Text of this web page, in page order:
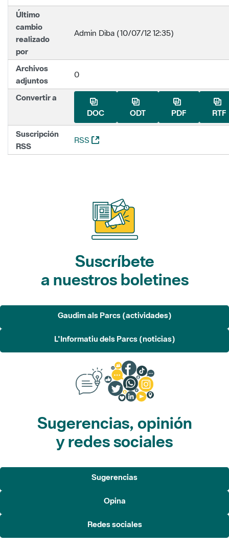
Último
cambio
realizado
por
Admin Diba (10/07/12 12:35)
Archivos
adjuntos
0
Convertir a
DOC
ODT PDF RTF
Suscripción
RSS
RSS (Abre una nueva ventana)
Suscríbete
a nuestros boletines
Gaudim als Parcs (actividades)
L'Informatiu dels Parcs (noticias)
Sugerencias, opinión
y redes sociales
Sugerencias
Opina
Redes sociales